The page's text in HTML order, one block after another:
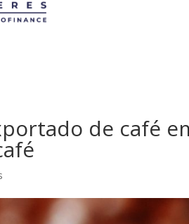
de café